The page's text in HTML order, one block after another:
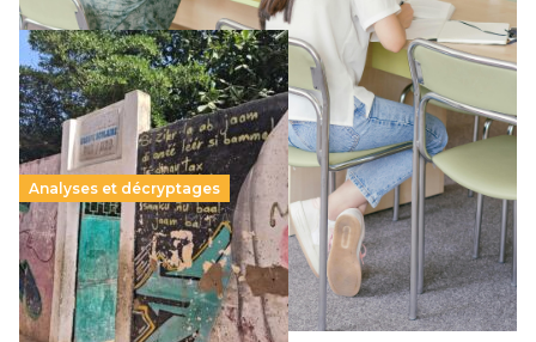
Analyses et décryptages
258 millions d’enfants victimes de la guerre, des
chocs climatiques et des déplacements de
population
11 juillet 2026-National